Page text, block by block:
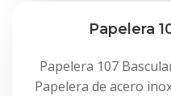
Papelera
Papelera 107
Papelera de acero